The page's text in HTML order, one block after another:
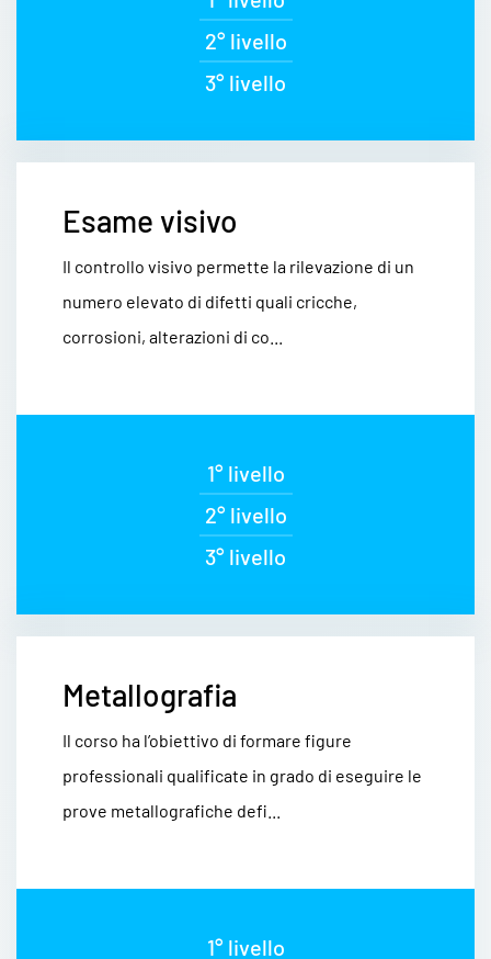
2° livello
3° livello
Esame visivo
Il controllo visivo permette la rilevazione di un
numero elevato di difetti quali cricche,
corrosioni, alterazioni di co...
1° livello
2° livello
3° livello
Metallografia
Il corso ha l’obiettivo di formare figure
professionali qualificate in grado di eseguire le
prove metallografiche defi...
1° livello